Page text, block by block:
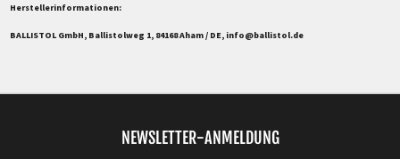
Herstellerinformationen:
BALLISTOL GmbH, Ballistolweg 1, 84168 Aham / DE, info@ballistol.de
NEWSLETTER-ANMELDUNG